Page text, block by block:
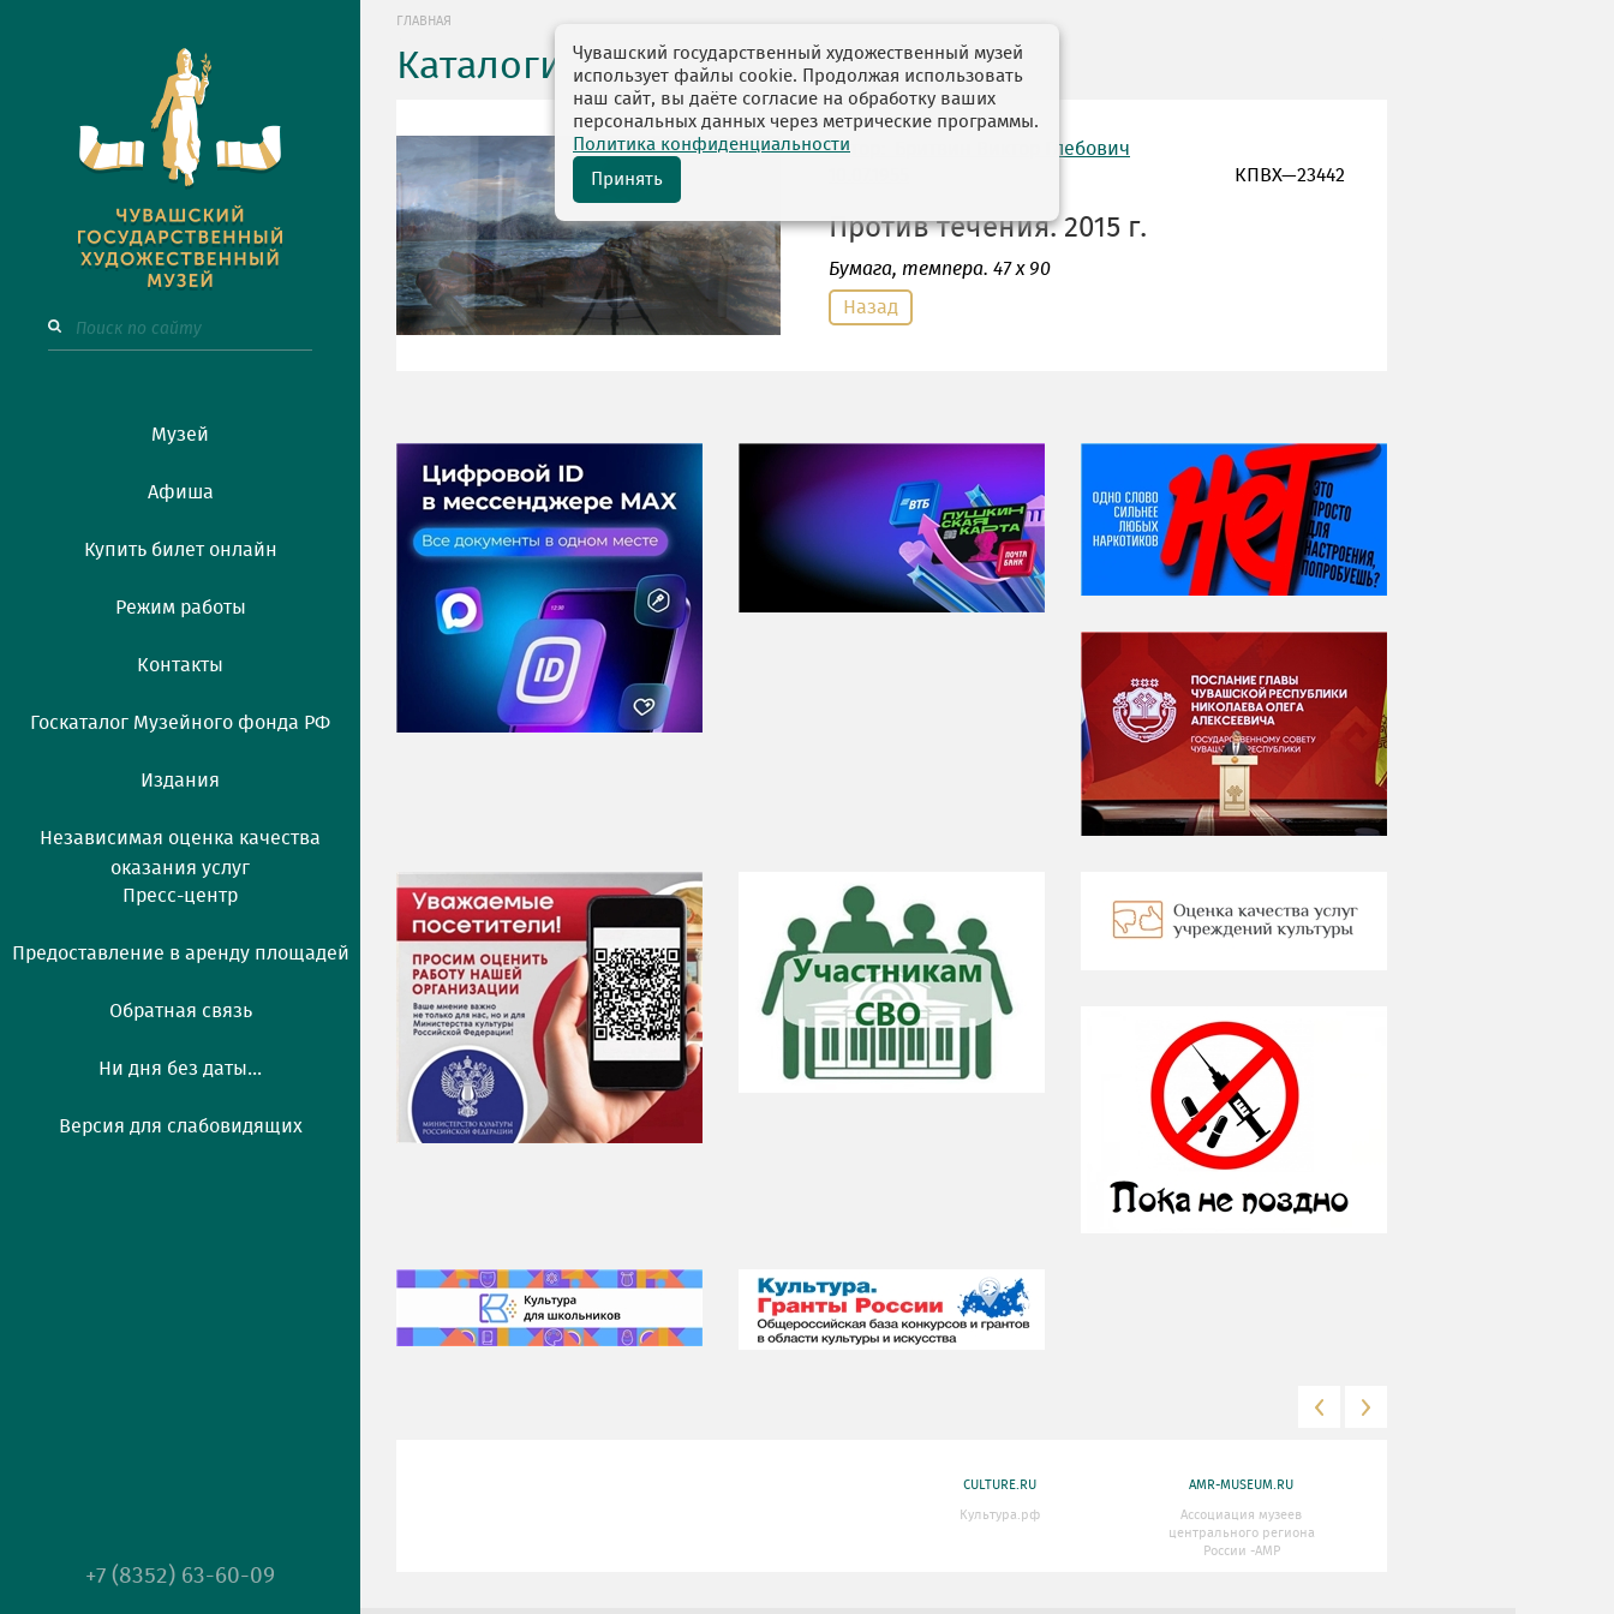
Музей
Афиша
Купить билет онлайн
Режим работы
Контакты
Госкаталог Музейного фонда РФ
Издания
Независимая оценка качества
оказания услуг
Пресс-центр
Предоставление в аренду площадей
Обратная связь
Ни дня без даты...
Версия для слабовидящих
+7 (8352) 63-60-09
ГЛАВНАЯ
Каталоги выставок
автор: Бритвин Виктор Глебович
КПВХ—23442
Против течения. 2015 г.
Бумага, темпера. 47 х 90
Назад
НИ ДНЯ БЕЗ ДАТЫ...
06 августа
Яков Яковлевич
Вебер
CULTURE.RU
Культура.рф
AMR-MUSEUM.RU
Ассоциация музеев
центрального региона
России -АМР
Чувашский государственный художественный музей
использует файлы cookie. Продолжая использовать
наш сайт, вы даёте согласие на обработку ваших
персональных данных через метрические программы.
Политика конфиденциальности
Принять